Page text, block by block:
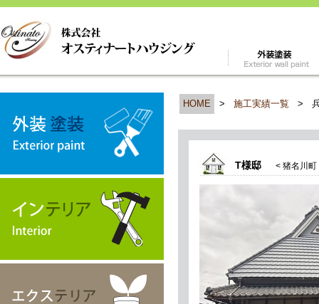
HOME > 施工実績一覧 >
T様邸 < 猪名川町